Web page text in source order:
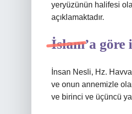
yeryüzünün halifesi
açıklamaktadır.
İslam’a göre
İnsan Nesli, Hz.
ve onun annemizle
ve birinci ve üçüncü